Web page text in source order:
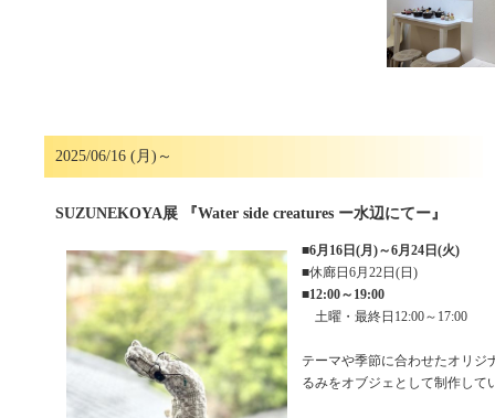
2025/06/16 (月)～
SUZUNEKOYA展 『Water side creatures ー水辺にてー』
■6月16日(月)～6月24日(火)
■休廊日6月22日(日)
■12:00～19:00
土曜・最終日12:00～17:00
テーマや季節に合わせたオリジ
るみをオブジェとして制作して